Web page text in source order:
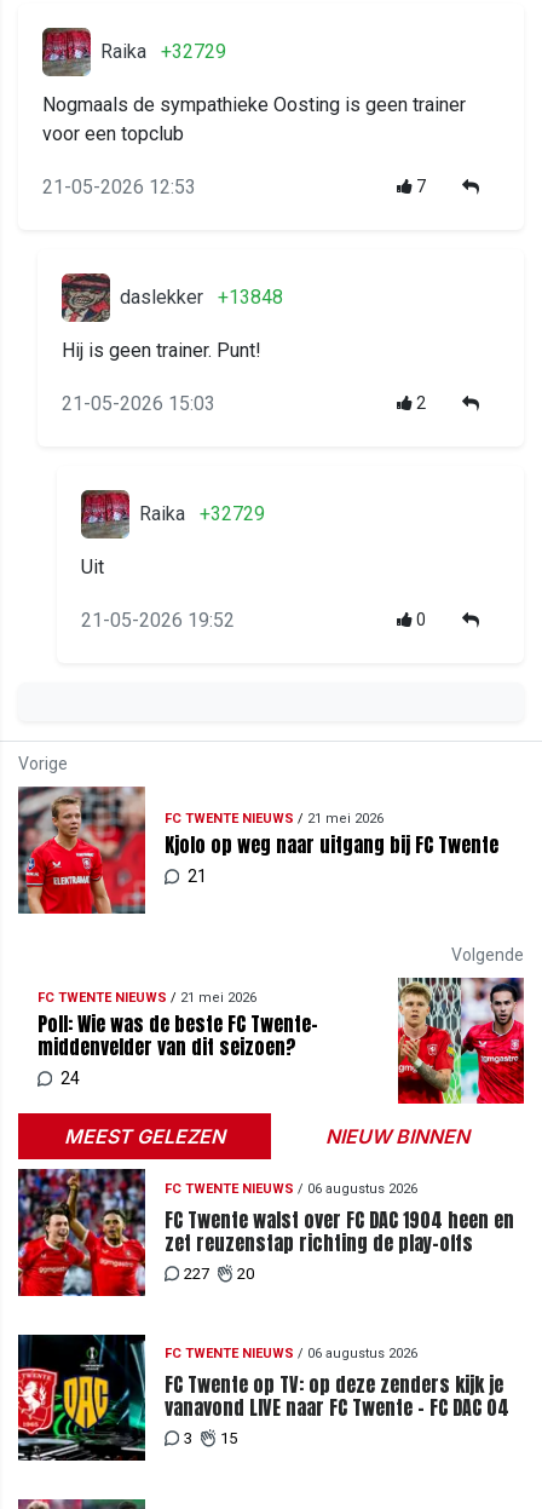
Raika +32729
Nogmaals de sympathieke Oosting is geen trainer
voor een topclub
21-05-2026 12:53 7
daslekker +13848
Hij is geen trainer. Punt!
21-05-2026 15:03 2
Raika +32729
Uit
21-05-2026 19:52 0
Vorige
FC TWENTE NIEUWS / 21 mei 2026
Kjolo op weg naar uitgang bij FC Twente
21
Volgende
FC TWENTE NIEUWS / 21 mei 2026
Poll: Wie was de beste FC Twente-
middenvelder van dit seizoen?
24
MEEST GELEZEN NIEUW BINNEN
FC TWENTE NIEUWS / 06 augustus 2026
FC Twente walst over FC DAC 1904 heen en
zet reuzenstap richting de play-offs
227 20
FC TWENTE NIEUWS / 06 augustus 2026
FC Twente op TV: op deze zenders kijk je
vanavond LIVE naar FC Twente - FC DAC 04
3 15